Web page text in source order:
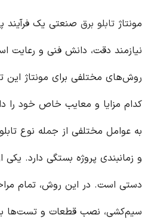
مونتاژ تابلو برق صنعتی یک فرآیند
نیازمند دقت، دانش فنی و رعایت
روش‌های مختلفی برای مونتاژ این
کدام مزایا و معایب خاص خود را
به عوامل مختلفی از جمله نوع
و زمانبندی پروژه بستگی دارد. یکی
دستی است. در این روش، تمام
سیم‌کشی، نصب قطعات و تست‌ها